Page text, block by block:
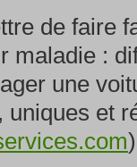
de faire
maladie :
une
et